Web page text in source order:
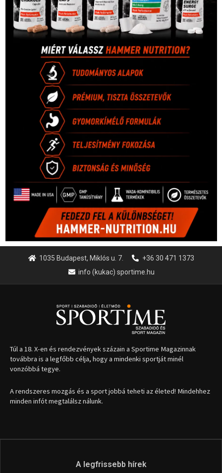
1035 Budapest, Miklós u. 7.
+36 30 471 1373
info (kukac) sportime.hu
Túl a 18. X-en és rendezvények százain a Sportime Magazinnak
továbbra is a legfőbb célja, hogy a mindenki sportját minél
vonzóbbá tegye.
A rendszeres mozgás és a sport jobbá teheti az életed! Mindehhez
minden infót megtalálsz nálunk.
A legfrissebb hírek